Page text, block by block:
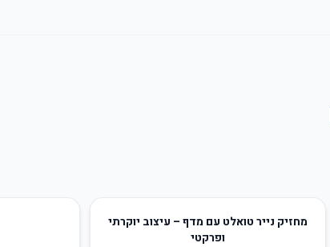
55%מחזיק נייר טואלט עם מדף – עיצוב יוקרתי
ופרקטי